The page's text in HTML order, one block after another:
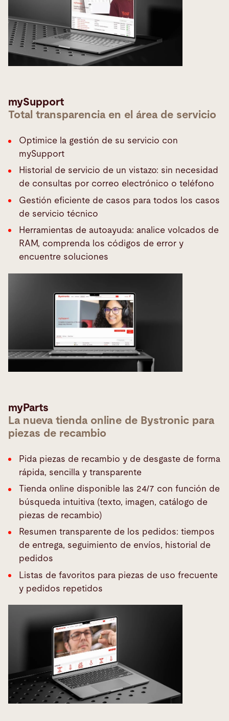
mySupport
Total transparencia en el área de servicio
Optimice la gestión de su servicio con
mySupport
Historial de servicio de un vistazo: sin necesidad
de consultas por correo electrónico o teléfono
Gestión eficiente de casos para todos los casos
de servicio técnico
Herramientas de autoayuda: analice volcados de
RAM, comprenda los códigos de error y
encuentre soluciones
myParts
La nueva tienda online de Bystronic para
piezas de recambio
Pida piezas de recambio y de desgaste de forma
rápida, sencilla y transparente
Tienda online disponible las 24/7 con función de
búsqueda intuitiva (texto, imagen, catálogo de
piezas de recambio)
Resumen transparente de los pedidos: tiempos
de entrega, seguimiento de envíos, historial de
pedidos
Listas de favoritos para piezas de uso frecuente
y pedidos repetidos